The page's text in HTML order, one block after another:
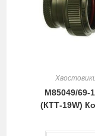
M85049/69-
(КТТ-19W)